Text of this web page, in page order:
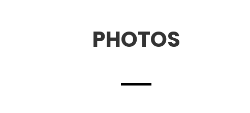
PHOTOS